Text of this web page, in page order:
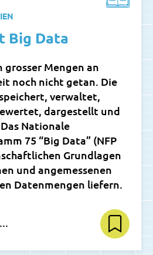
Big Data
grosser Mengen an
noch nicht getan. Die
verwaltet,
dargestellt und
Nationale
75 “Big Data” (NFP
Grundlagen
und angemessenen
Datenmengen liefern.